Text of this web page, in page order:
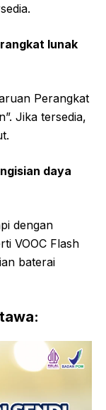
lunak
Perangkat
Jika tersedia,
daya
dengan
VOOC Flash
baterai